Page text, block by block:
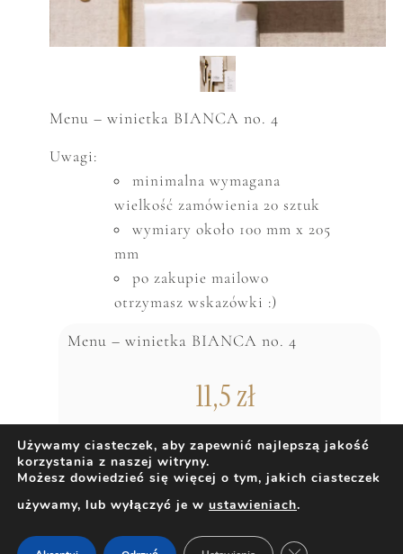
Menu – winietka BIANCA no. 4
Uwagi:
minimalna wymagana
wielkość zamówienia 20 sztuk
wymiary około 100 mm x 205
mm
po zakupie mailowo
otrzymasz wskazówki :)
Menu – winietka BIANCA no. 4
11,5zł
DODAJ DO KOSZYKA
Używamy ciasteczek, aby zapewnić najlepszą jakość
korzystania z naszej witryny.
Możesz dowiedzieć się więcej o tym, jakich ciasteczek
używamy, lub wyłączyć je w ustawieniach.